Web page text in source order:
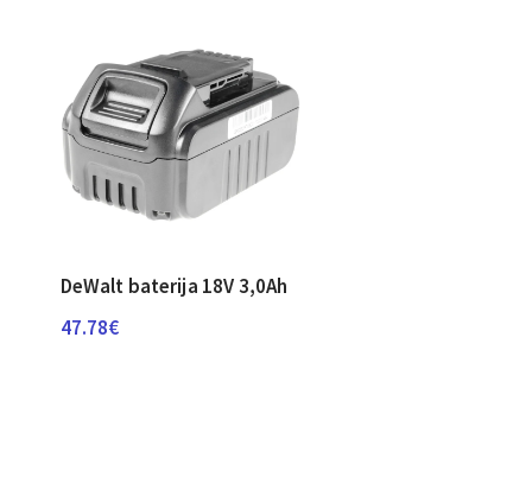
DeWalt baterija 18V 3,0Ah
47.78€